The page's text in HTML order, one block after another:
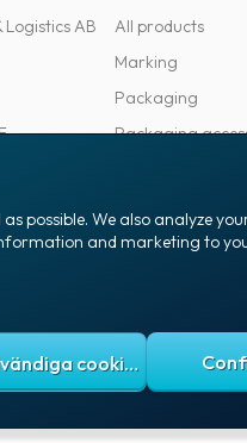
AB
All products
Marking
Packaging
Packaging
Cookies
possible. We also analyze
and marketing to
Endast nödvändiga cookies